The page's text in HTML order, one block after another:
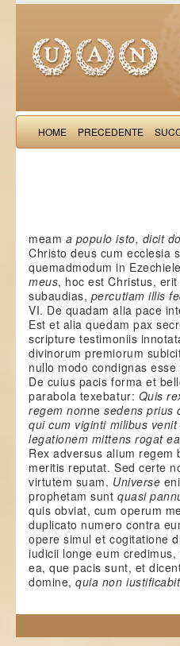
HOME PRECEDENTE
meam a populo isto, dicit
Christo deus cum ecclesia
quemadmodum in
meus, hoc est Christus,
subaudias, percutiam illis
VI. De quadam alia pace
Est et alia quedam pax
scripture testimoniis
divinorum premiorum
nullo modo condignas
De cuius pacis forma et
parabola texebatur: Quis
regem nonnesedens prius
qui cum viginti milibus
legationem mittens rogat
Rex adversus alium
meritis reputat. Sed certe
virtutem suam. Universe
prophetam sunt quasi
quis obviat, cum operum
duplicato numero contra
opere simul et cogitatione
iudicii longe eum
ea, que pacis sunt, et
domine,quia non